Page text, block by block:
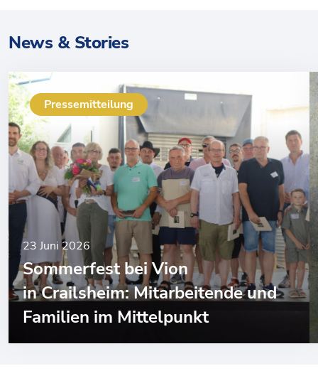
News & Stories
Pressemitteilung
23 Juni 2026
Sommerfest bei Vion
in Crailsheim: Mitarbeitende und
Familien im Mittelpunkt